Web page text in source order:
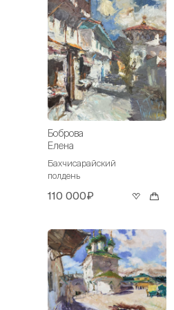
Боброва
Елена
Бахчисарайский
полдень
110 000₽